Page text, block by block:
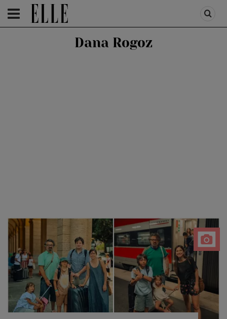
HOMEPAGE /PEOPLE
Dana Rogoz